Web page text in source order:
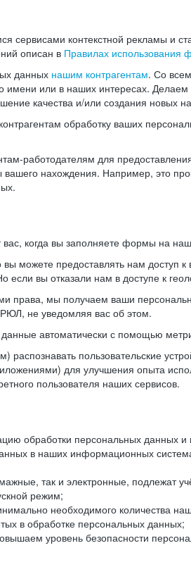
сервисами контекстной рекламы и
описан в Правилах использования
данных нашим контрагентам. Со
имени или в наших интересах.
качества и/или создания новых
обработку ваших
работодателям для
вашего нахождения. Например, это
когда вы заполняете формы на
можете предоставлять нам
если вы отказали нам в доступе к
права, мы получаем ваши
не уведомляя вас об этом.
автоматически с помощью
пользовательские
для улучшения опыта
пользователя наших сервисов.
обработки персональных данных и
в наших информационных
так и электронные, подлежат
режим;
необходимого количества
в обработке персональных данных;
уровень безопасности